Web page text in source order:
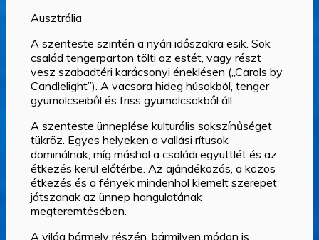
Ausztrália
A szenteste szintén a nyári időszakra esik. Sok
család tengerparton tölti az estét, vagy részt
vesz szabadtéri karácsonyi éneklésen („Carols by
Candlelight”). A vacsora hideg húsokból, tenger
gyümölcseiből és friss gyümölcsökből áll.
A szenteste ünneplése kulturális sokszínűséget
tükröz. Egyes helyeken a vallási rítusok
dominálnak, míg máshol a családi együttlét és az
étkezés kerül előtérbe. Az ajándékozás, a közös
étkezés és a fények mindenhol kiemelt szerepet
játszanak az ünnep hangulatának
megteremtésében.
A világ bármely részén, bármilyen módon is